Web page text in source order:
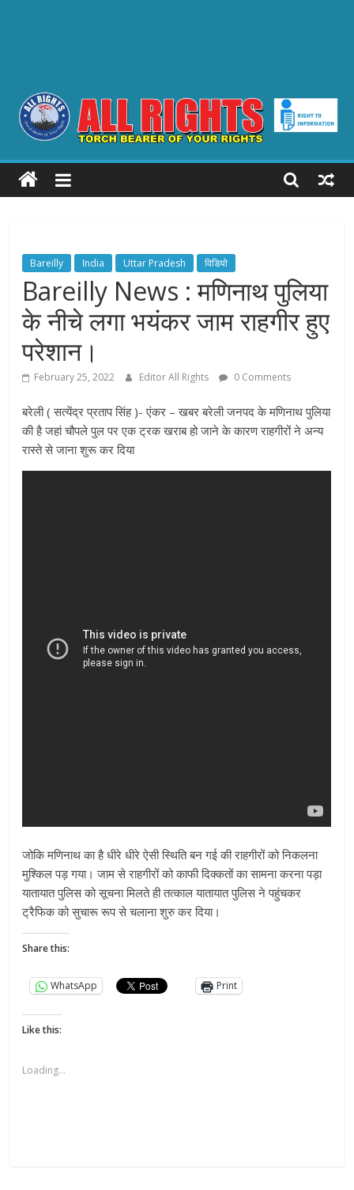
ALL
RIGHTS
Bearer
your
Rights
Bareilly India Uttar Pradesh विडियो
Bareilly News : मणिनाथ पुलिया
के नीचे लगा भयंकर जाम राहगीर हुए
परेशान।
February 25, 2022 Editor All Rights 0 Comments
बरेली ( सत्येंद्र प्रताप सिंह )- एंकर – खबर बरेली जनपद के मणिनाथ पुलिया
की है जहां चौपले पुल पर एक ट्रक खराब हो जाने के कारण राहगीरों ने अन्य
रास्ते से जाना शुरू कर दिया
जोकि मणिनाथ का है धीरे धीरे ऐसी स्थिति बन गई की राहगीरों को निकलना
मुश्किल पड़ गया। जाम से राहगीरों को काफी दिक्कतों का सामना करना पड़ा
यातायात पुलिस को सूचना मिलते ही तत्काल यातायात पुलिस ने पहुंचकर
ट्रैफिक को सुचारू रूप से चलाना शुरु कर दिया।
Share this:
WhatsApp Print
Like this:
Loading...